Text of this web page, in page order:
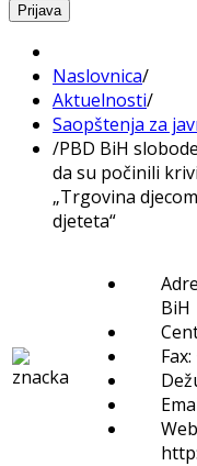
Prijava
Naslovnica/
Aktuelnosti/
Saopštenja za
/PBD BiH
da su počinili
„Trgovina
djeteta“
BiH